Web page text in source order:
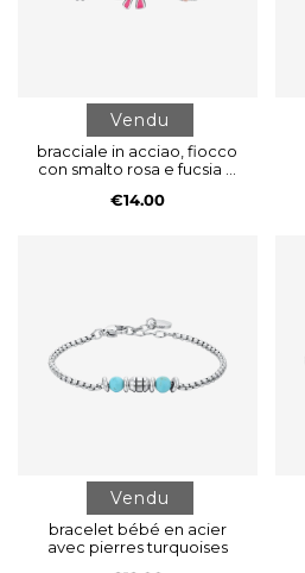
Vendu
bracciale in acciao, fiocco
con smalto rosa e fucsia e
€14.00
Vendu
bracelet bébé en acier
avec pierres turquoises